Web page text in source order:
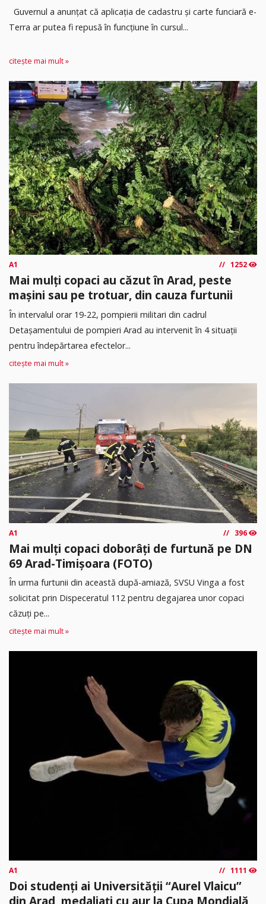
Guvernul a anunțat că aplicația de cadastru și carte funciară e-
Terra ar putea fi repusă în funcțiune în cursul...
citește mai mult »
A1 1252
Mai mulți copaci au căzut în Arad, peste
mașini sau pe trotuar, din cauza furtunii
În intervalul orar 19-22, pompierii militari din cadrul
Detașamentului de pompieri Arad au intervenit în 4 situații
pentru îndepărtarea efectelor...
citește mai mult »
A1 396
Mai mulți copaci doborâți de furtună pe DN
69 Arad-Timișoara (FOTO)
În urma furtunii din această după-amiază, SVSU Vinga a fost
solicitat prin Dispeceratul 112 pentru degajarea unor copaci
căzuți pe...
citește mai mult »
A1 1111
Doi studenți ai Universității “Aurel Vlaicu”
din Arad, medaliați cu aur la Cupa Mondială